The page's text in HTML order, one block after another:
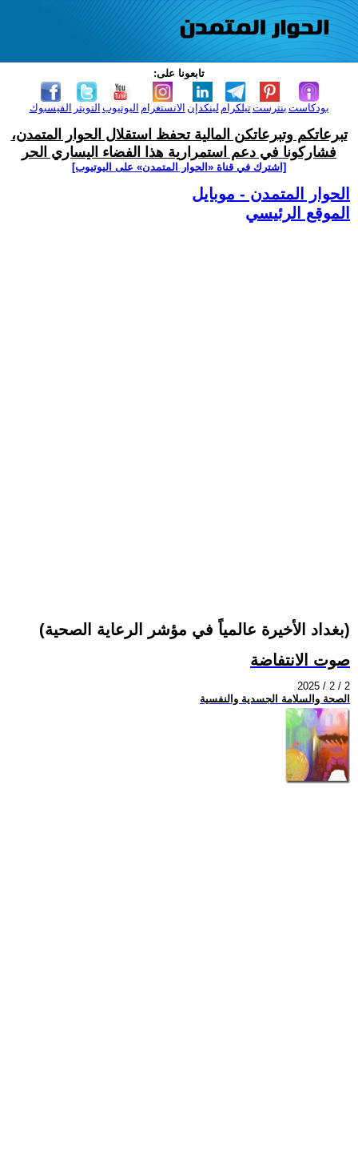
تابعونا على:
الفيسبوك التويتر اليوتيوب الانستغرام لينكدإن تيلكرامبنترست بودكاست
تبرعاتكم وتبرعاتكن المالية تحفظ استقلال الحوار المتمدن،
فشاركونا في دعم استمرارية هذا الفضاء اليساري الحر
[اشترك في قناة ‫«الحوار المتمدن» على اليوتيوب]
الحوار المتمدن - موبايل
الموقع الرئيسي
(بغداد الأخيرة عالمياً في مؤشر الرعاية الصحية)
صوت الانتفاضة
2025 / 2 / 2
الصحة والسلامة الجسدية والنفسية